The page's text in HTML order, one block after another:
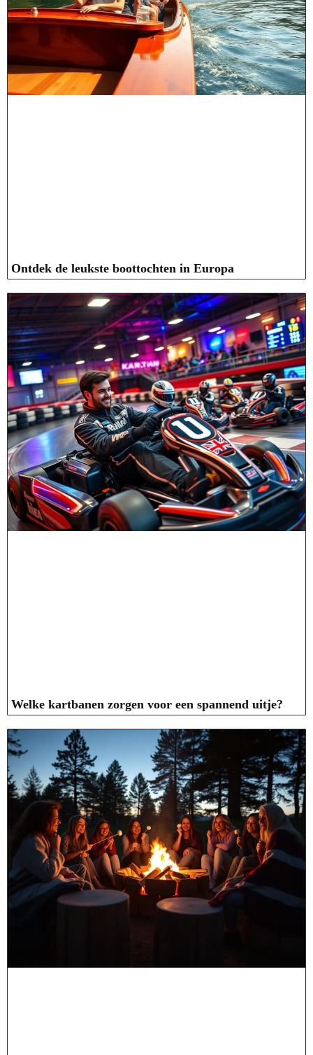
Ontdek de leukste boottochten in Europa
Welke kartbanen zorgen voor een spannend uitje?